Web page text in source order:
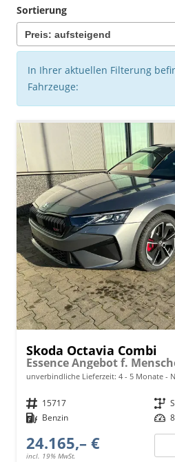
Sortierung
In Ihrer aktuellen Filterung
Fahrzeuge:
Skoda Octavia Combi
unverbindliche Lieferzeit: 4 - 5 Monate
Fahrzeugnr. 15717 Getriebe
Kraftstoff Benzin Leistung
24.165,– €
incl. 19% MwSt.